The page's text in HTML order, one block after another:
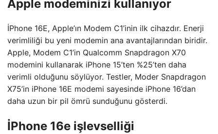
Apple modeminizi kullanıyor
İPhone 16E, Apple’ın Modem C1’inin ilk cihazdır. Enerji
verimliliği bu yeni modemin ana avantajlarından biridir.
Apple, Modem C1’in Qualcomm Snapdragon X70
modemini kullanarak iPhone 15’ten %25’ten daha
verimli olduğunu söylüyor. Testler, Moder Snapdragon
X75’in iPhone 16E modemi sayesinde iPhone 16’dan
daha uzun bir pil ömrü sunduğunu gösterdi.
İPhone 16e işlevselliği